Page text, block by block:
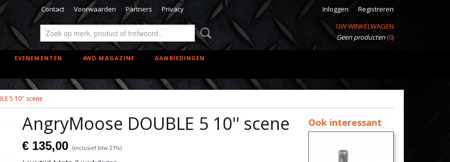
Contact Voorwaarden Partners Privacy Inloggen
Registreren
UW WINKELWAGEN
Geen producten(0)
EVENEMENTEN 4WD MAGAZINE AANBIEDINGEN
5 10'' scene
AngryMoose DOUBLE 5 10'' scene
€ 135,00 (inclusief btw 21%)
Ook interessant